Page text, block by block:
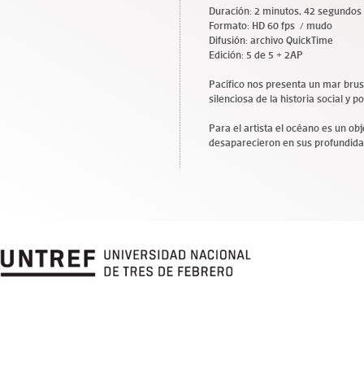
Duración: 2 minutos, 42 segundos
Formato: HD 60 fps / mudo
Difusión: archivo QuickTime
Edición: 5 de 5 + 2AP
Pacífico nos presenta un mar
silenciosa de la historia social y
Para el artista el océano es un
desaparecieron en sus